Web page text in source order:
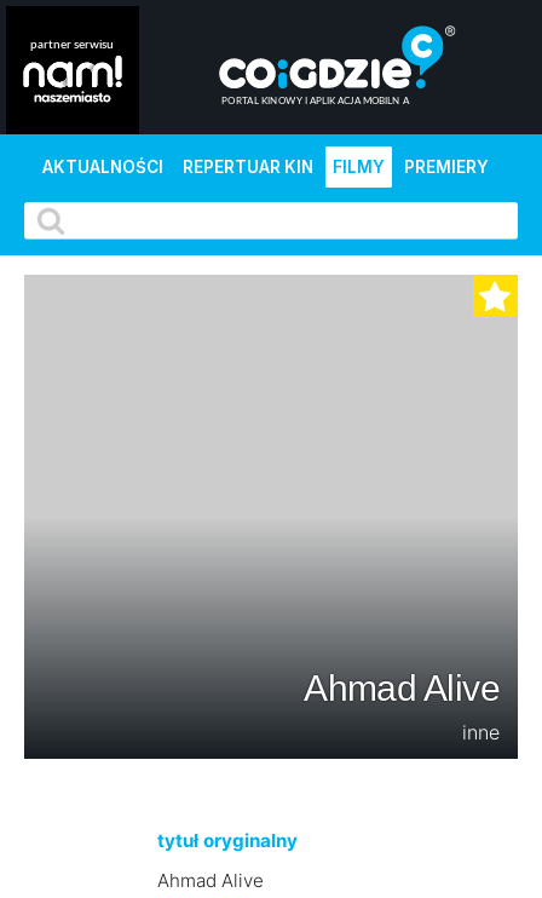
AKTUALNOŚCI REPERTUAR KIN FILMY PREMIERY
Ahmad Alive
inne
tytuł oryginalny
Ahmad Alive